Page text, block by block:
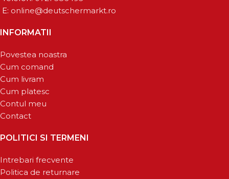
E: online@deutschermarkt.ro
INFORMATII
Povestea noastra
Cum comand
Cum livram
Cum platesc
Contul meu
Contact
POLITICI SI TERMENI
Intrebari frecvente
Politica de returnare